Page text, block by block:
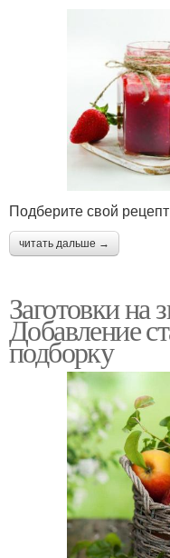
Подберите свой рецепт
читать дальше →
Заготовки на
Добавление
подборку